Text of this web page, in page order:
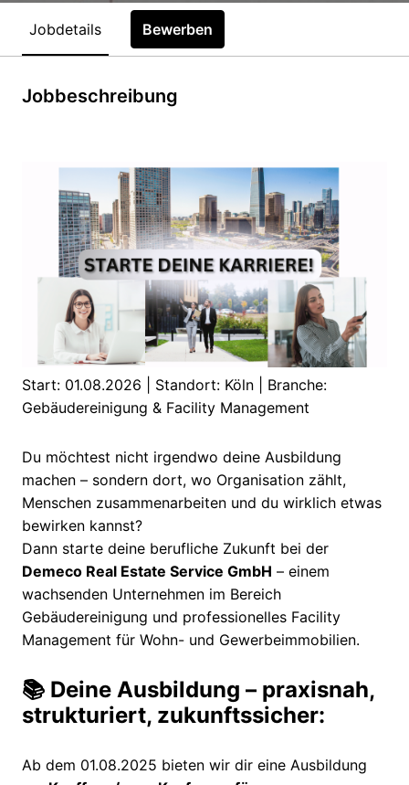
Jobdetails Bewerben
Jobbeschreibung
Start: 01.08.2026 | Standort: Köln | Branche:
Gebäudereinigung & Facility Management
Du möchtest nicht irgendwo deine Ausbildung
machen – sondern dort, wo Organisation zählt,
Menschen zusammenarbeiten und du wirklich etwas
bewirken kannst?
Dann starte deine berufliche Zukunft bei der
Demeco Real Estate Service GmbH – einem
wachsenden Unternehmen im Bereich
Gebäudereinigung und professionelles Facility
Management für Wohn- und Gewerbeimmobilien.
📚 Deine Ausbildung – praxisnah,
strukturiert, zukunftssicher:
Ab dem 01.08.2025 bieten wir dir eine Ausbildung